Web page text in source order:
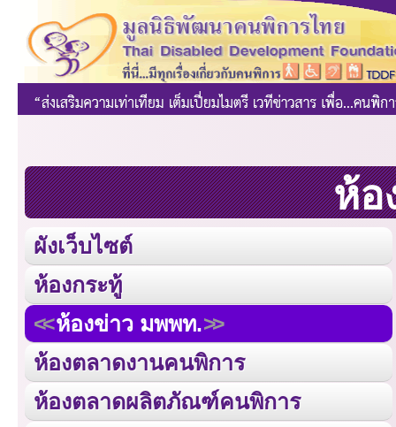
ห้อ
ผังเว็บไซต์
ห้องกระทู้
ห้องข่าว มพพท.
ห้องตลาดงานคนพิการ
ห้องตลาดผลิตภัณฑ์คนพิการ